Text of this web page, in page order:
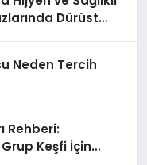
Dürüst
Neden Tercih
Rehberi:
Grup Keşfi İçin